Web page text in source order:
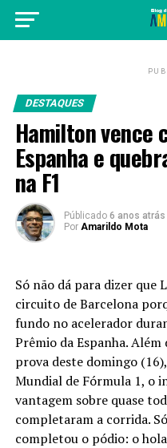
DESTAQUES
Hamilton vence
Espanha e
na F1
Públicado 6 anos atrás
Por Amarildo Mota
Só não dá para dizer que
circuito de Barcelona
fundo no acelerador
Prêmio da Espanha.
prova deste domingo
Mundial de Fórmula 1, o
vantagem sobre quase
completaram a corrida.
completou o pódio: o